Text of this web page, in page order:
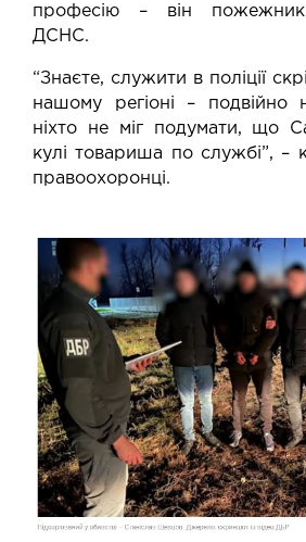
професію – він
ДСНС.
“Знаєте, служити в поліції
нашому регіоні – подвійно
ніхто не міг подумати, що
кулі товариша по службі”, –
правоохоронці.